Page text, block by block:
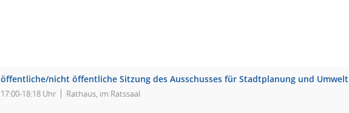
öffentliche/nicht öffentliche Sitzung des Ausschusses für Stadtplanung und Umwelt
17:00-18:18 Uhr Rathaus, im Ratssaal